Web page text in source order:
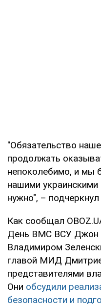
"Обязательство
продолжать
непоколебимо, и мы
нашими
нужно", –
Как сообщал
День ВМС ВСУ Джон
Владимиром
главой МИД
представителями
Они обсудили
безопасности и